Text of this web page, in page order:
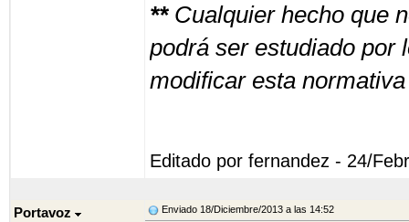
**Cualquier hecho que
podrá ser estudiado por
modificar esta
Editado por fernandez - 24/
Portavoz Enviado 18/Diciembre/2013 a las 14:52